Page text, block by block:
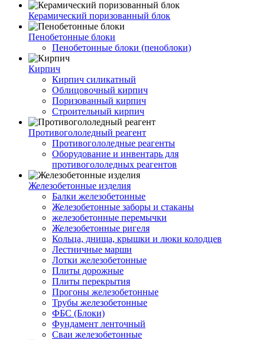
Керамический поризованный блок
Пенобетонные блоки
Пенобетонные блоки (пеноблоки)
Кирпич
Кирпич силикатный
Облицовочный кирпич
Поризованный кирпич
Строительный кирпич
Противогололедный реагент
Противогололедные реагенты
Оборудование и инвентарь для
противогололедных реагентов
Железобетонные изделия
Балки железобетонные
Железобетонные заборы и стаканы
железобетонные перемычки
Железобетонные ригеля
Кольца, днища, крышки и люки колодцев
Лестничные марши
Лотки железобетонные
Плиты дорожные
Плиты перекрытия
Прогоны железобетонные
Трубы железобетонные
ФБС (Блоки)
Фундамент ленточный
Сваи железобетонные